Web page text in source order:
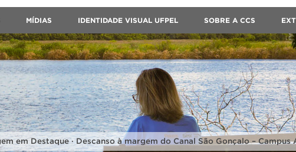
MÍDIAS IDENTIDADE VISUAL UFPEL SOBRE A CCS
em Destaque · Descanso à margem do Canal São Gonçalo – Campus